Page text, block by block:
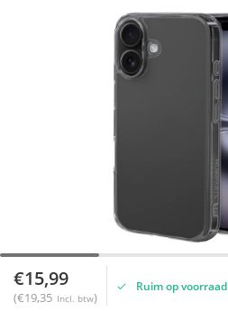
€15,99
(€19,35 Incl. btw)
Ruim op voorraad